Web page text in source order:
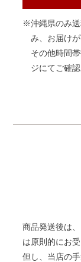
※沖縄県のみ
み、お届けが
その他時間
ジにてご確認
商品発送後は
は原則的にお
但し、当店の